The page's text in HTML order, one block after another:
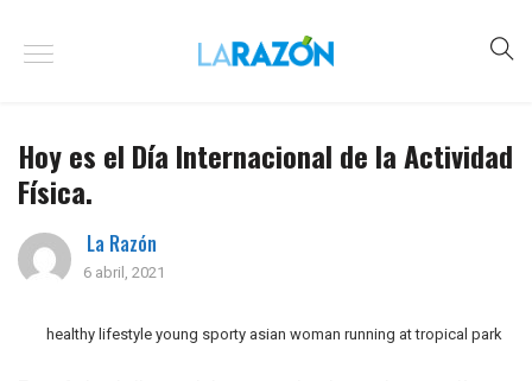
Hoy es el Día Internacional de la Actividad
Física.
La Razón
6 abril, 2021
healthy lifestyle young sporty asian woman running at tropical park